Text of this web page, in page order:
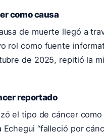
como causa
de muerte llegó a
rol como fuente
de 2025, repitió la
reportado
el tipo de cáncer
Echegui “falleció por